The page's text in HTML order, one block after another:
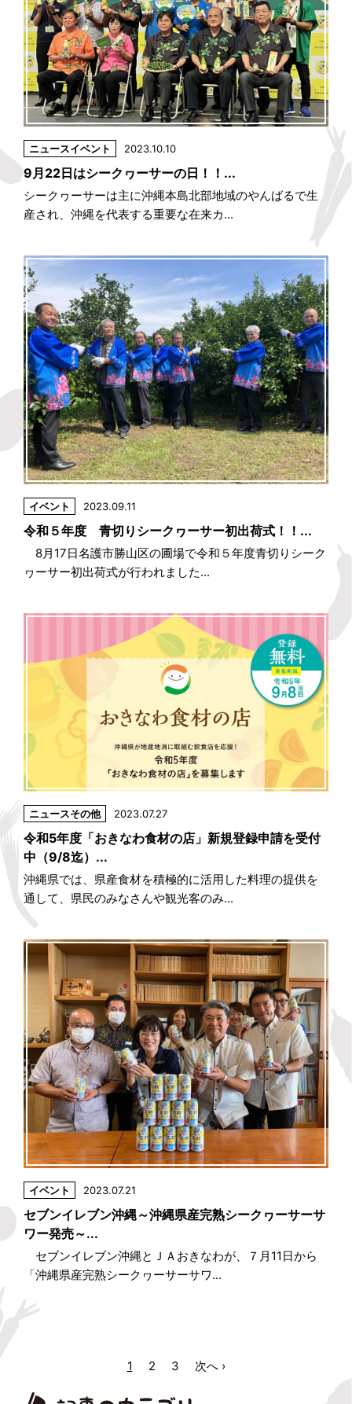
ニュースイベント 2023.10.10
9月22日はシークヮーサーの日！！...
シークヮーサーは主に沖縄本島北部地域のやんばるで生
産され、沖縄を代表する重要な在来カ...
イベント 2023.09.11
令和５年度 青切りシークヮーサー初出荷式！！...
8月17日名護市勝山区の圃場で令和５年度青切りシーク
ヮーサー初出荷式が行われました...
ニュースその他 2023.07.27
令和5年度「おきなわ食材の店」新規登録申請を受付
中（9/8迄）...
沖縄県では、県産食材を積極的に活用した料理の提供を
通して、県民のみなさんや観光客のみ...
イベント 2023.07.21
セブンイレブン沖縄～沖縄県産完熟シークヮーサーサ
ワー発売～...
セブンイレブン沖縄とＪＡおきなわが、７月11日から
「沖縄県産完熟シークヮーサーサワ...
1 2 3 次へ ›